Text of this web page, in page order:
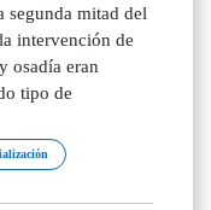
segunda mitad del
intervención de
osadía eran
tipo de